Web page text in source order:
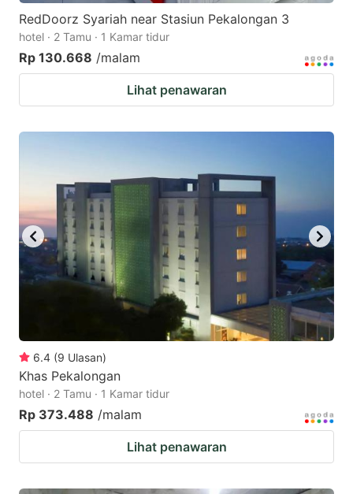
changing
dates.
changing
RedDoorz Syariah near Stasiun Pekalongan 3
hotel · 2 Tamu · 1 Kamar tidur
Rp 130.668 /malam
Lihat penawaran
6.4 (9 Ulasan)
Khas Pekalongan
hotel · 2 Tamu · 1 Kamar tidur
Rp 373.488 /malam
Lihat penawaran